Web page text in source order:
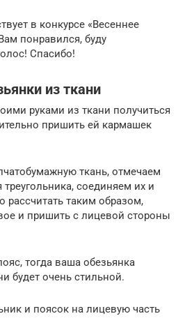
в конкурсе «Весеннее
понравился, буду
Спасибо!
из ткани
руками из ткани получиться
пришить ей кармашек
ткань, отмечаем
соединяем их и
рассчитать таким образом,
и пришить с лицевой стороны
тогда ваша обезьянка
будет очень стильной.
и поясок на лицевую часть